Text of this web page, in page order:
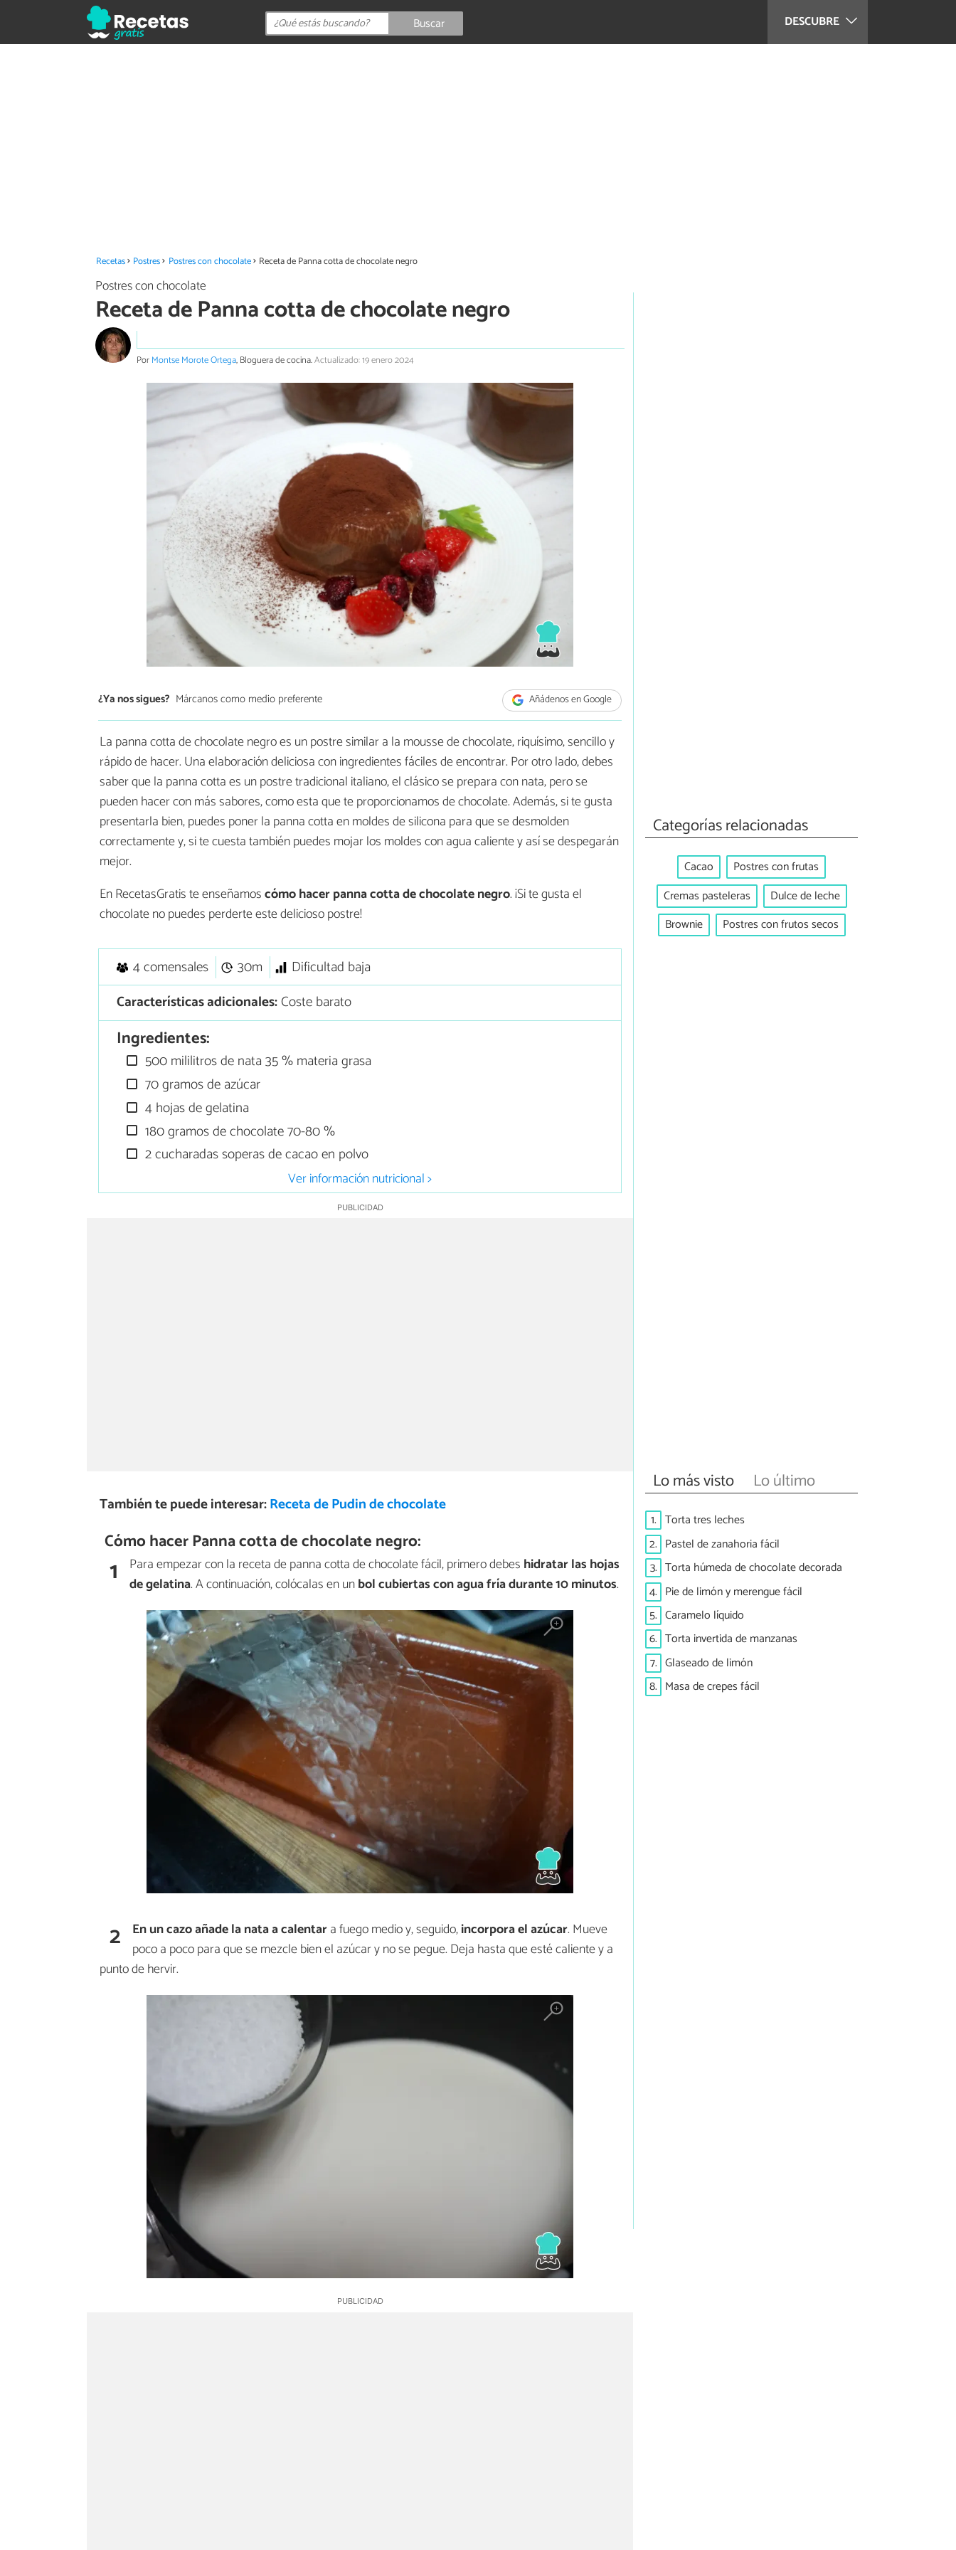
DESCUBRE
Buscar
Recetas Postres Postres con chocolate Receta de Panna cotta de chocolate negro
Postres con chocolate
Receta de Panna cotta de chocolate negro
PorMontse Morote Ortega, Bloguera de cocina.Actualizado: 19 enero 2024
¿Ya nos sigues? Márcanos como medio preferente Añádenos en Google
La panna cotta de chocolate negro es un postre similar a la mousse de chocolate, riquísimo, sencillo y
rápido de hacer. Una elaboración deliciosa con ingredientes fáciles de encontrar. Por otro lado, debes
saber que la panna cotta es un postre tradicional italiano, el clásico se prepara con nata, pero se
pueden hacer con más sabores, como esta que te proporcionamos de chocolate. Además, si te gusta
presentarla bien, puedes poner la panna cotta en moldes de silicona para que se desmolden
correctamente y, si te cuesta también puedes mojar los moldes con agua caliente y así se despegarán
mejor.
En RecetasGratis te enseñamoscómo hacer panna cotta de chocolate negro. ¡Si te gusta el
chocolate no puedes perderte este delicioso postre!
4 comensales 30m
Dificultad baja
Características adicionales:Coste barato
Ingredientes:
500 mililitros de nata 35 % materia grasa
70 gramos de azúcar
4 hojas de gelatina
180 gramos de chocolate 70-80 %
2 cucharadas soperas de cacao en polvo
Ver información nutricional >
También te puede interesar:Receta de Pudin de chocolate
Cómo hacer Panna cotta de chocolate negro:
1 Para empezar con la receta de panna cotta de chocolate fácil, primero debes hidratar las hojas
de gelatina. A continuación, colócalas en unbol cubiertas con agua fría durante 10 minutos.
2 En un cazo añade la nata a calentara fuego medio y, seguido,incorpora el azúcar. Mueve
poco a poco para que se mezcle bien el azúcar y no se pegue. Deja hasta que esté caliente y a
punto de hervir.
Categorías relacionadas
Cacao
Postres con frutas
Cremas pasteleras
Dulce de leche
Brownie
Postres con frutos secos
Lo más visto Lo último
1. Torta tres leches
2. Pastel de zanahoria fácil
3. Torta húmeda de chocolate decorada
4. Pie de limón y merengue fácil
5. Caramelo líquido
6. Torta invertida de manzanas
7. Glaseado de limón
8. Masa de crepes fácil